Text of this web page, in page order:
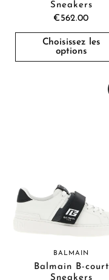
Sneakers
€562.00
Choisissez les
options
BALMAIN
Balmain B-court
Sneakers